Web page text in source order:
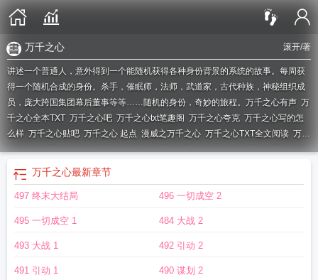
滚开/著
万千之心
讲述一个普通人，意外得到一个能随机获得各种身份背景的系统的故事。每周获
得一个随机合成的身份。杀手，催眠师，法师，武道家，古代种族，神秘组织成
员，庞大跨国集团幕后董事等等……随机的身份，奇妙的旅程。 万千之心有声 万
千之心全本TXT 万千之心吧 万千之心txt笔趣阁 万千之心夸克 万千之心写的怎
么样 万千之心贴吧 万千之心 起点 漫威之万千之心 万千之心TXT全文阅读 万千
之心58万千之心TxT万千之心卖报小郎君万千之心等级一览表图万千之心等
万千之心剧情 万千之心主角什么时候开始娘的
窗 万千之心和其他几部的联系
贴吧万千之心txt百度 万千之心txt精校版万千之心人物介绍
万千之心全部人物介绍 万千之心剧情太狗血了
吗万千之心类似的都市 万千之心滚开
哪些万千之心主角 万千之心 笔趣阁
万千之心最新章节
497 终末大结局 496 一切成空 2
495 一切成空 1 484 大战 2
493 大战 1 492 引动 2
491 引动 1 490 谋划 2